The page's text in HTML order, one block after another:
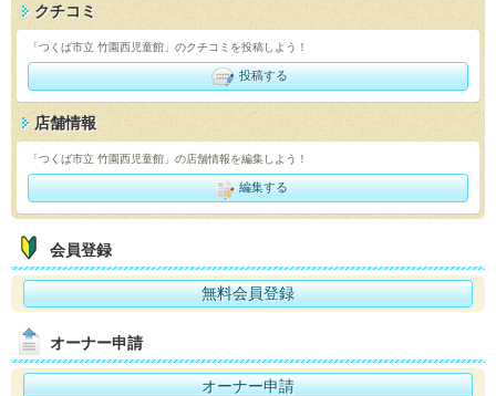
クチコミ
「つくば市立 竹園西児童館」のクチコミを投稿しよう！
投稿する
店舗情報
「つくば市立 竹園西児童館」の店舗情報を編集しよう！
編集する
会員登録
無料会員登録
オーナー申請
オーナー申請